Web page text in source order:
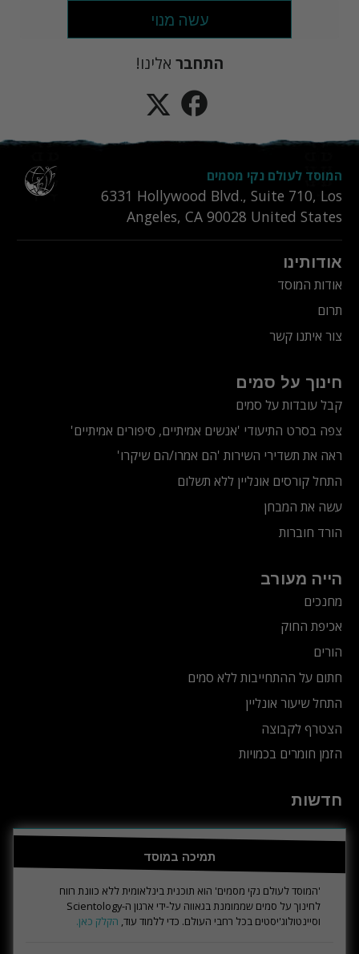
עשה מנוי
התחבר אלינו!
המוסד לעולם נקי מסמים
6331‎ Hollywood Blvd., Suite 710, Los
Angeles, CA 90028 United States
אודותינו
אודות המוסד
תרום
צור איתנו קשר
חינוך על סמים
קבל עובדות על סמים
צפה בסרט התיעודי 'אנשים אמיתיים, סיפורים אמיתיים'
ראה את תשדירי השירות 'הם אמרו/הם שיקרו'
התחל קורסים אונליין ללא תשלום
עשה את המבחן
הורד חוברות
הייה מעורב
מחנכים
אכיפת החוק
הורים
חתום על ההתחייבות ללא סמים
התחל שיעור אונליין
הצטרף לקבוצה
הזמן חומרים בכמויות
חדשות
תמיכה במוסד
'המוסד לעולם נקי מסמים' הוא תוכנית בינלאומית ללא כוונת רווח
לחינוך על סמים שממומנת בגאווה על-ידי ארגון ה-Scientology
וסיינטולוג'יסטים בכל רחבי העולם. כדי ללמוד עוד, הקלק כאן.